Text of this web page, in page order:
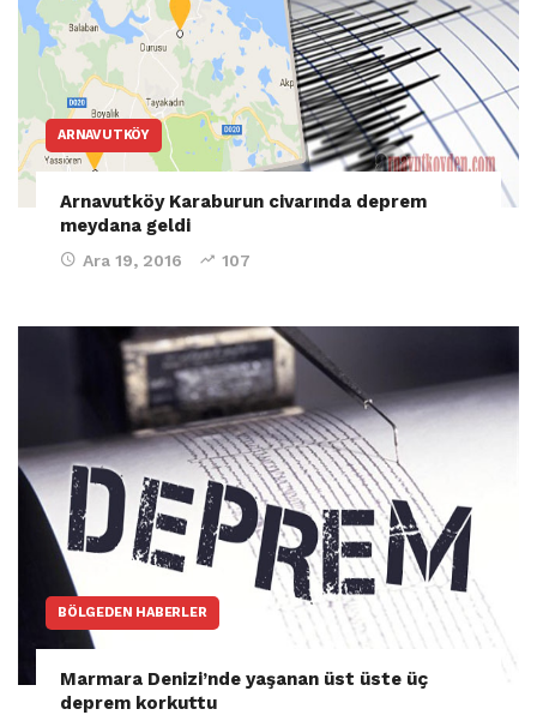
ARNAVUTKÖY
Arnavutköy Karaburun civarında deprem
meydana geldi
Ara 19, 2016 107
BÖLGEDEN HABERLER
Marmara Denizi’nde yaşanan üst üste üç
deprem korkuttu